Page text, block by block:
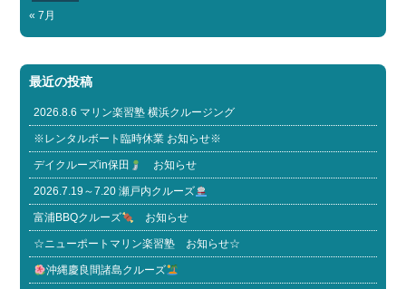
« 7月
最近の投稿
2026.8.6 マリン楽習塾 横浜クルージング
※レンタルボート臨時休業 お知らせ※
デイクルーズin保田 お知らせ
2026.7.19～7.20 瀬戸内クルーズ
富浦BBQクルーズ お知らせ
☆ニューポートマリン楽習塾 お知らせ☆
沖縄慶良間諸島クルーズ